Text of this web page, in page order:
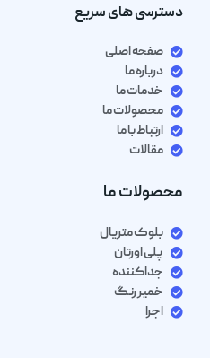
دسترسی های سریع
صفحه اصلی
درباره ما
خدمات ما
محصولات ما
ارتباط با ما
مقالات
محصولات ما
بلوک متریال
پلی اورتان
جداکننده
خمیر رنگ
اجرا